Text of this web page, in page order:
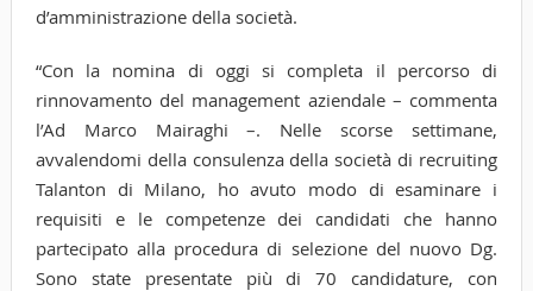
d’amministrazione della società.
“Con la nomina di oggi si completa il percorso di
rinnovamento del management aziendale – commenta
l’Ad Marco Mairaghi –. Nelle scorse settimane,
avvalendomi della consulenza della società di recruiting
Talanton di Milano, ho avuto modo di esaminare i
requisiti e le competenze dei candidati che hanno
partecipato alla procedura di selezione del nuovo Dg.
Sono state presentate più di 70 candidature, con